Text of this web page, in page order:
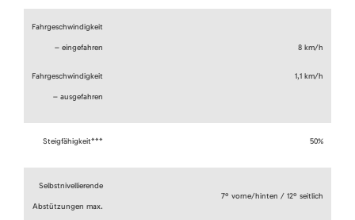
Fahrgeschwindigkeit
– eingefahren
Fahrgeschwindigkeit
– ausgefahren
8 km/h
1,1 km/h
Steigfähigkeit*** 50%
Selbstnivellierende
Abstützungen max.
7º vorne/hinten / 12º seitlich